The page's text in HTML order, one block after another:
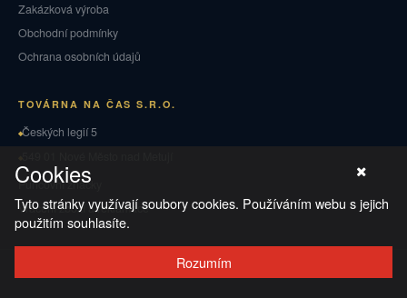
Zakázková výroba
Obchodní podmínky
Ochrana osobních údajů
TOVÁRNA NA ČAS S.R.O.
Českých legií 5
Puncovní značky
Vrácení zboží a reklamace
Ochrana osobních údajů
Cookies
Tyto stránky využívají soubory cookies. Používáním webu s jejich
použitím souhlasíte.
Rozumím